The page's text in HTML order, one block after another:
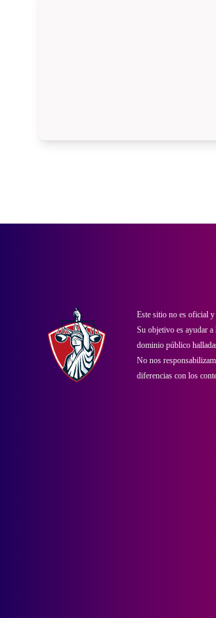
Este sitio no es oficial
Su objetivo es ayudar
dominio público
No nos
diferencias con los